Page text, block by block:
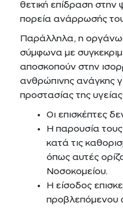
θετική επίδραση στην
πορεία ανάρρωσής
Παράλληλα, η
σύμφωνα με
αποσκοπούν στην
ανθρώπινης ανάγκης
προστασίας της
Οι επισκέπτες
Η παρουσία τους
κατά τις
όπως αυτές
Νοσοκομείου.
Η είσοδος
προβλεπόμενου